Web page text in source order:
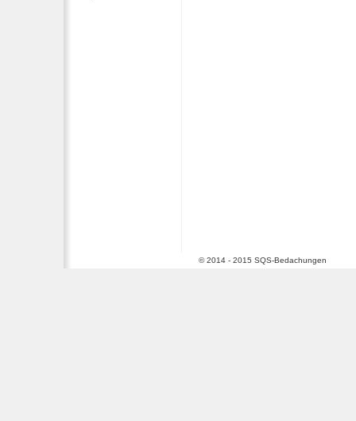
© 2014 - 2015 SQS-Bedachungen